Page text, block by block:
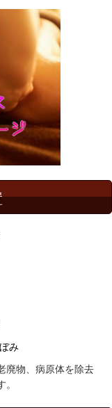
み
廃物、病原体を除去